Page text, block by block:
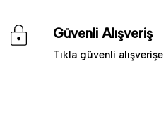
Güvenli Alışveriş
Tıkla güvenli